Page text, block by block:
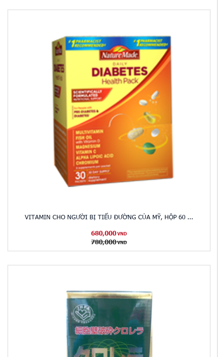
VITAMIN CHO NGƯỜI BỊ TIỂU ĐƯỜNG CỦA MỸ, HỘP 60 ...
680,000 VND
780,000 VND